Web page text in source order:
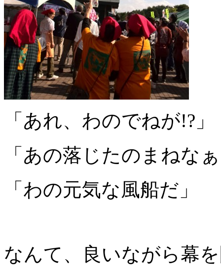
「あれ、わのでねが!?」
「あの落じたのまねな
「わの元気な風船だ」
なんて、良いながら幕